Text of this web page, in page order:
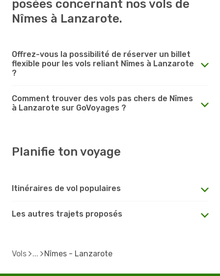
posées concernant nos vols de
Nîmes à Lanzarote.
Offrez-vous la possibilité de réserver un billet
flexible pour les vols reliant Nîmes à Lanzarote
?
Comment trouver des vols pas chers de Nîmes
à Lanzarote sur GoVoyages ?
Planifie ton voyage
Itinéraires de vol populaires
Les autres trajets proposés
Vols Nîmes - Lanzarote